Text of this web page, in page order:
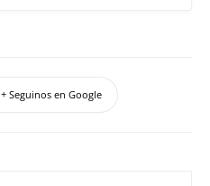
+ Seguinos en Google